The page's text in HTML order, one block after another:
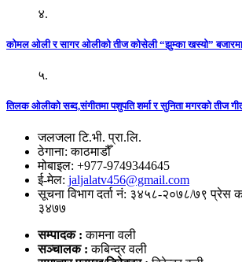
४.
कोमल ओली र सागर ओलीको तीज कोसेली “झुम्का खस्यो” बजारमा
५.
तिलक ओलीको सब्द,संगीतमा पशुपति शर्मा र सुनिता मगरको तीज
जलजला टि.भी. प्रा.लि.
ठेगाना: काठमाडौँ
मोबाइल: +977-9749344645
ई-मेल: jaljalatv456@gmail.com
सूचना विभाग दर्ता नं: ३४५८-२०७८/७९ प्रेस
३४७७
सम्पादक :कामना वली
सञ्‍चालक : कबिन्द्र वली